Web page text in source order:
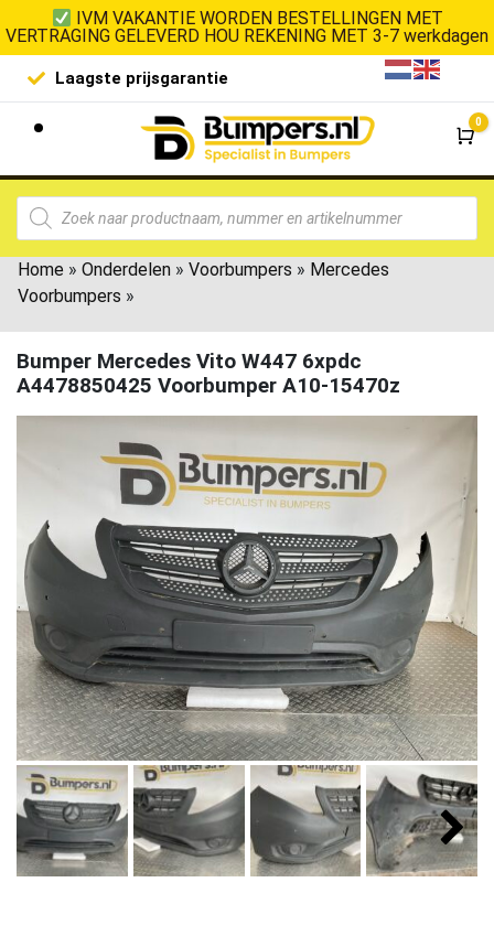
IVM VAKANTIE WORDEN BESTELLINGEN MET
VERTRAGING GELEVERD HOU REKENING MET 3-7 werkdagen
Laagste prijsgarantie De
0
Home » Onderdelen » Voorbumpers » Mercedes
Voorbumpers »
Bumper Mercedes Vito W447 6xpdc
A4478850425 Voorbumper A10-15470z